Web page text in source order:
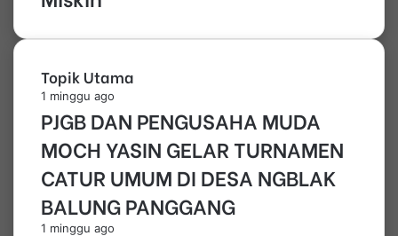
Topik Utama
1 minggu ago
PJGB DAN PENGUSAHA MUDA
MOCH YASIN GELAR TURNAMEN
CATUR UMUM DI DESA NGBLAK
BALUNG PANGGANG
1 minggu ago